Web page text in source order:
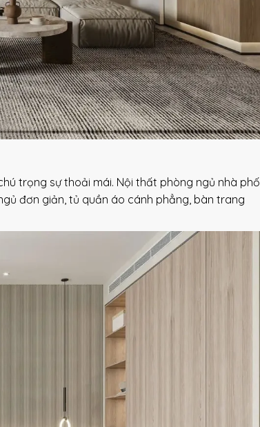
trọng sự thoải mái. Nội thất phòng ngủ nhà phố
đơn giản, tủ quần áo cánh phẳng, bàn trang